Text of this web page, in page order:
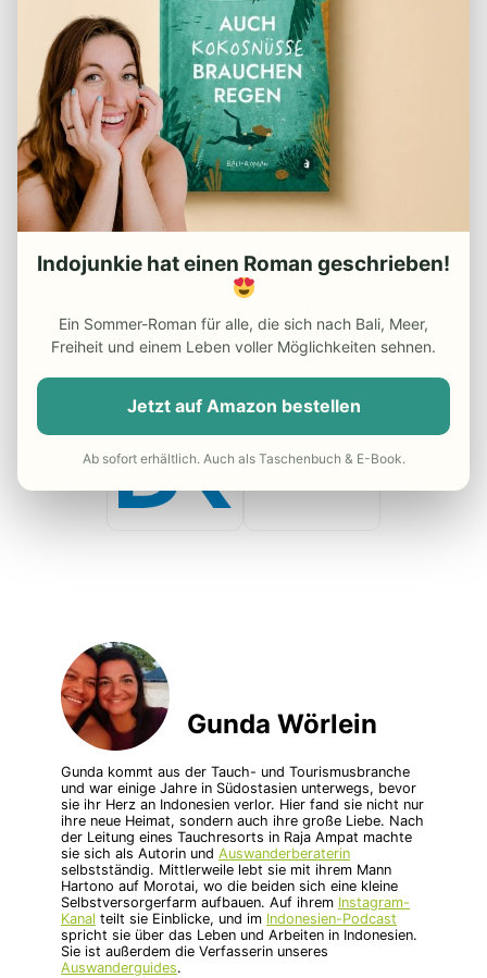
( 5 votes,
average:
4,2
0
Vorgestellt bei
Gunda Wörlein
Gunda kommt aus der Tauch- und Tourismusbranche
und war einige Jahre in Südostasien unterwegs, bevor
sie ihr Herz an Indonesien verlor. Hier fand sie nicht nur
ihre neue Heimat, sondern auch ihre große Liebe. Nach
der Leitung eines Tauchresorts in Raja Ampat machte
sie sich als Autorin und Auswanderberaterin
selbstständig. Mittlerweile lebt sie mit ihrem Mann
Hartono auf Morotai, wo die beiden sich eine kleine
Selbstversorgerfarm aufbauen. Auf ihrem Instagram-
Kanal teilt sie Einblicke, und im Indonesien-Podcast
spricht sie über das Leben und Arbeiten in Indonesien.
Sie ist außerdem die Verfasserin unseres
Auswanderguides.
Indojunkie hat einen Roman geschrieben!
Ein Sommer-Roman für alle, die sich nach Bali, Meer,
Freiheit und einem Leben voller Möglichkeiten sehnen.
Jetzt auf Amazon bestellen
Ab sofort erhältlich. Auch als Taschenbuch & E-Book.